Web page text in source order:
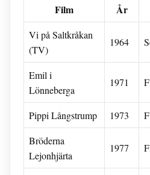
Film År
Vi på Saltkråkan
(TV)
1964
Emil i
Lönneberga
1971
Pippi Långstrump
1973
Bröderna
Lejonhjärta
1977